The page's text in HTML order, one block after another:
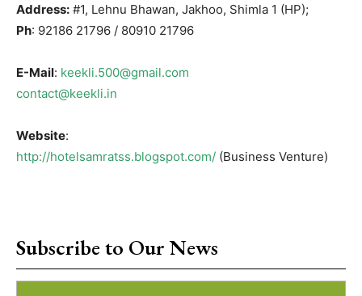
Address: #1, Lehnu Bhawan, Jakhoo, Shimla 1 (HP);
Ph: 92186 21796 / 80910 21796
E-Mail: keekli.500@gmail.com
contact@keekli.in
Website:
http://hotelsamratss.blogspot.com/ (Business Venture)
Subscribe to Our News